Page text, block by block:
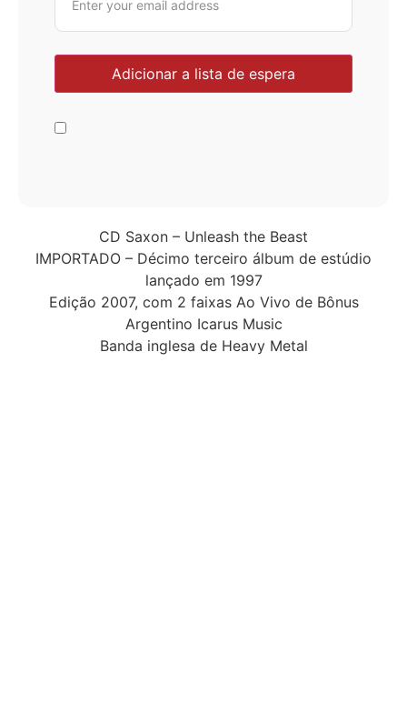
CD Saxon – Unleash the Beast
IMPORTADO – Décimo terceiro álbum de estúdio
lançado em 1997
Edição 2007, com 2 faixas Ao Vivo de Bônus
Argentino Icarus Music
Banda inglesa de Heavy Metal